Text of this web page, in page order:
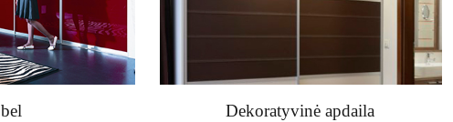
Dekoratyvinė apdaila